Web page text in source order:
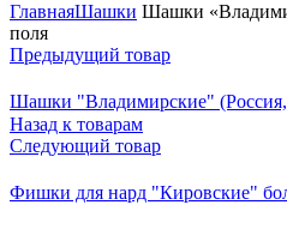
ГлавнаяШашки Шашки
поля
Предыдущий товар
Шашки "Владимирские" (Россия,
Назад к товарам
Следующий товар
Фишки для нард "Кировские"